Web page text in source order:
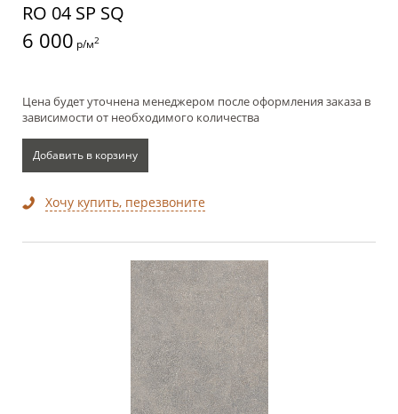
RO 04 SP SQ
6 000 р/м2
Цена будет уточнена менеджером после оформления заказа в
зависимости от необходимого количества
Добавить в корзину
Хочу купить, перезвоните